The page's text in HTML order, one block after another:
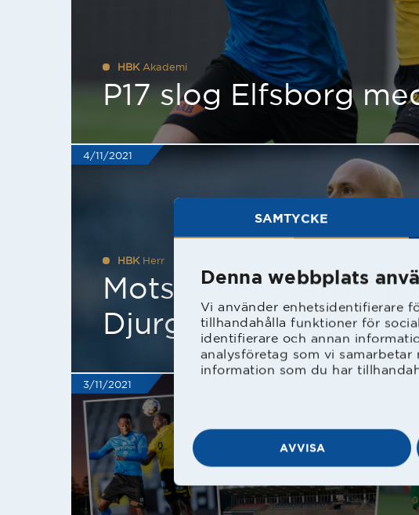
SAMTYCKE
Denna webbplats
Vi använder enhetsidentifierare
tillhandahålla funktioner för
identifierare och annan
analysföretag som vi
information som du har
AVVISA
HBK Akademi
P17 slog Elfsborg
4/11/2021
HBK Herr
Motståndarkollen
Djurgårdens IF
3/11/2021